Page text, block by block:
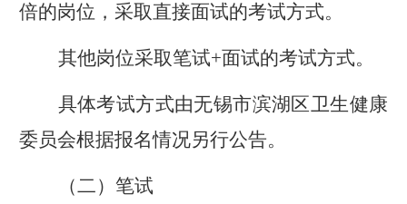
倍的岗位，采取直接面试的考试方式。
其他岗位采取笔试+面试的考试方式。
具体考试方式由无锡市滨湖区卫生健康
委员会根据报名情况另行公告。
（二）笔试